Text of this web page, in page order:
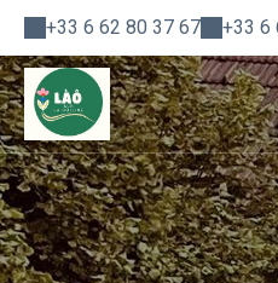
+33 6 62 80 37 67 +33 6